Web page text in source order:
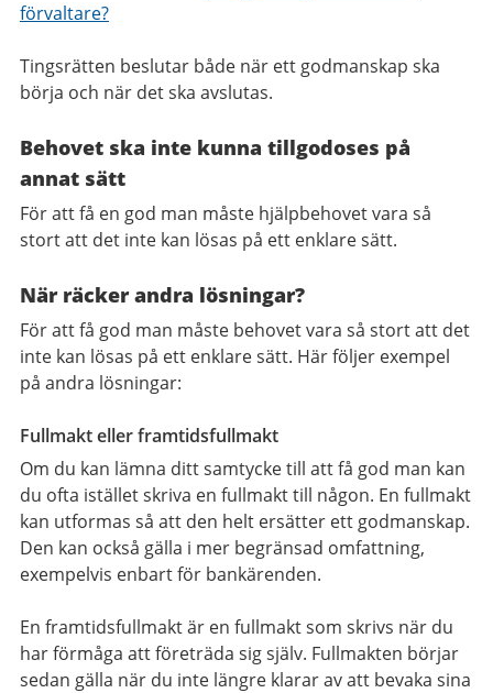
förvaltare?
Tingsrätten beslutar både när ett godmanskap ska
börja och när det ska avslutas.
Behovet ska inte kunna tillgodoses på
annat sätt
För att få en god man måste hjälpbehovet vara så
stort att det inte kan lösas på ett enklare sätt.
När räcker andra lösningar?
För att få god man måste behovet vara så stort att det
inte kan lösas på ett enklare sätt. Här följer exempel
på andra lösningar:
Fullmakt eller framtidsfullmakt
Om du kan lämna ditt samtycke till att få god man kan
du ofta istället skriva en fullmakt till någon. En fullmakt
kan utformas så att den helt ersätter ett godmanskap.
Den kan också gälla i mer begränsad omfattning,
exempelvis enbart för bankärenden.
En framtidsfullmakt är en fullmakt som skrivs när du
har förmåga att företräda sig själv. Fullmakten börjar
sedan gälla när du inte längre klarar av att bevaka sina